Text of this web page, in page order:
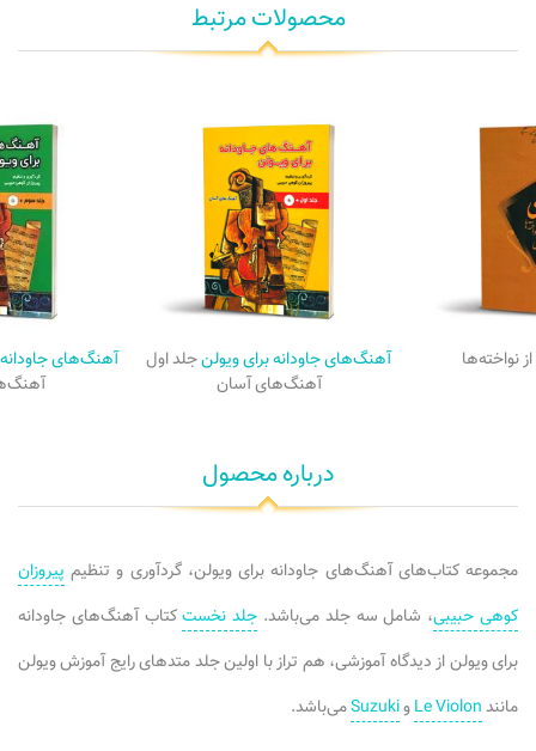
محصولات مرتبط
نواخته‌ها آهنگ‌های جاودانه برای ویولنجلد اول
آهنگ‌های آسان
آهنگ‌های
درباره محصول
مجموعه‌ کتاب‌های آهنگ‌های جاودانه برای ویولن، گردآوری و تنظیم پیروزان
کوهی حبیبی، شامل سه جلد می‌باشد. جلد نخستکتاب‌ آهنگ‌های جاودانه
برای ویولن از دیدگاه آموزشی، هم تراز با اولین جلد متدهای رایج آموزش ویولن
مانندLe ViolonوSuzukiمی‌باشد.